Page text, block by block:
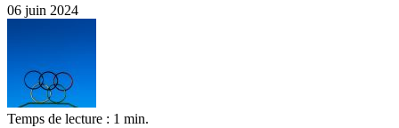
06 juin 2024
Temps de lecture : 1 min.